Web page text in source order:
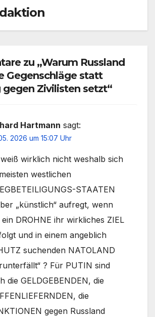
zu „Warum Russland
Gegenschläge statt
Zivilisten setzt“
Hartmann sagt:
2026 um 15:07 Uhr
wirklich nicht weshalb sich
westlichen
STAATEN
„künstlich“ aufregt, wenn
ein DROHNE ihr wirkliches ZIEL
und in einem angeblich
suchenden NATOLAND
? Für PUTIN sind
die GELDGEBENDEN, die
die
gegen Russland